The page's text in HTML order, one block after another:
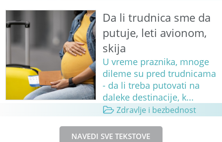
Da li trudnica sme da
putuje, leti avionom,
skija
U vreme praznika, mnoge
dileme su pred trudnicama
- da li treba putovati na
daleke destinacije, k...
Zdravlje i bezbednost
NAVEDI SVE TEKSTOVE